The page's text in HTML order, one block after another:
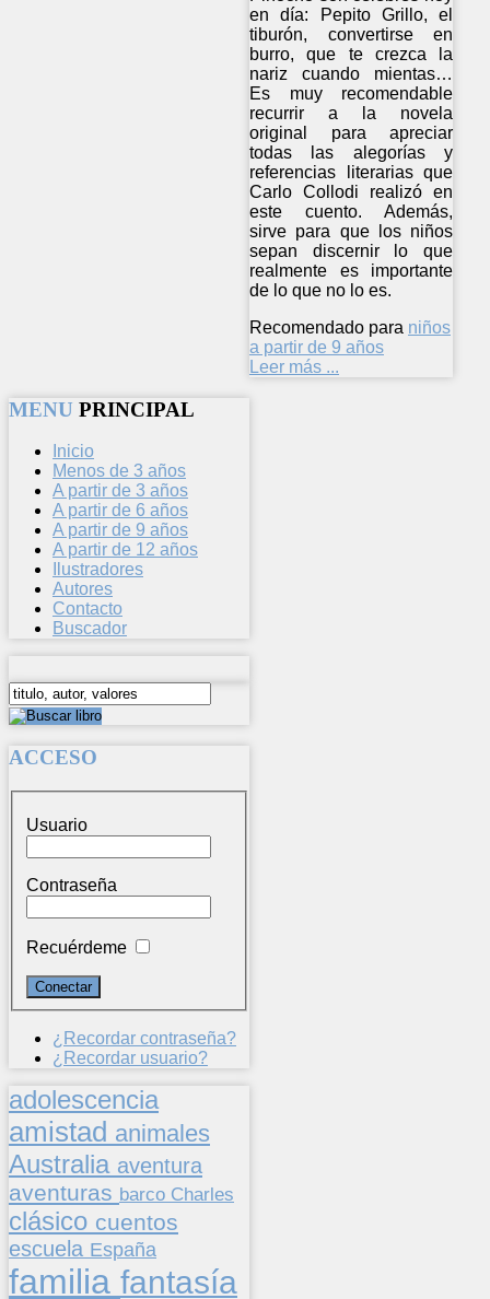
en día: Pepito Grillo, el
tiburón, convertirse en
burro, que te crezca la
nariz cuando mientas…
Es muy recomendable
recurrir a la novela
original para apreciar
todas las alegorías y
referencias literarias que
Carlo Collodi realizó en
este cuento. Además,
sirve para que los niños
sepan discernir lo que
realmente es importante
de lo que no lo es.
Recomendado para niños
a partir de 9 años
Leer más ...
MENU PRINCIPAL
Inicio
Menos de 3 años
A partir de 3 años
A partir de 6 años
A partir de 9 años
A partir de 12 años
Ilustradores
Autores
Contacto
Buscador
ACCESO
Usuario
Contraseña
Recuérdeme
¿Recordar contraseña?
¿Recordar usuario?
adolescencia
amistad animales
Australia aventura
aventuras barco Charles
clásico cuentos
escuela España
familia fantasía